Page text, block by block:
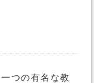
つの有名な教